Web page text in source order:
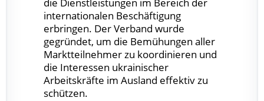
die Dienstleistungen im Bereich der
internationalen Beschäftigung
erbringen. Der Verband wurde
gegründet, um die Bemühungen aller
Marktteilnehmer zu koordinieren und
die Interessen ukrainischer
Arbeitskräfte im Ausland effektiv zu
schützen.